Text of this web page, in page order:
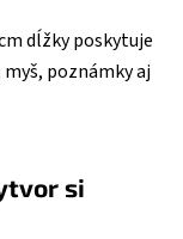
dĺžky poskytuje
poznámky aj
si